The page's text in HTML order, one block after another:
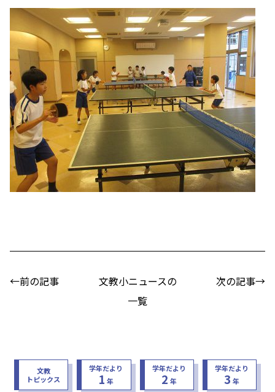
←前の記事
文教小ニュースの
一覧
次の記事→
文教
トピックス
学年だより
1 年
学年だより
2 年
学年だより
3 年